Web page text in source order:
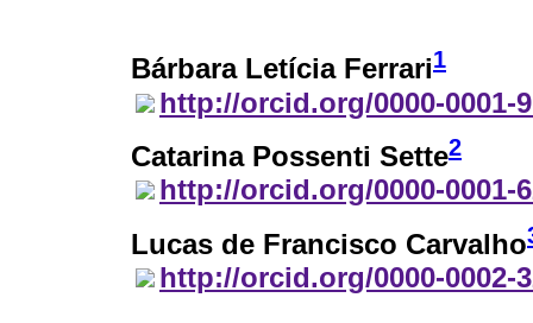
Bárbara Letícia Ferrari1
http://orcid.org/0000-0001-
Catarina Possenti Sette2
http://orcid.org/0000-0001-
Lucas de Francisco Carvalho
http://orcid.org/0000-0002-